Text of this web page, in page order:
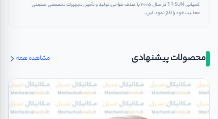
کمپانی TRISUN در سال 2005 با هدف طراحی، تولید و تأمین تجهیزات تخصصی صنعتی
فعالیت خود را آغاز نمود. این...
محصولات پیشنهادی مشاهده همه